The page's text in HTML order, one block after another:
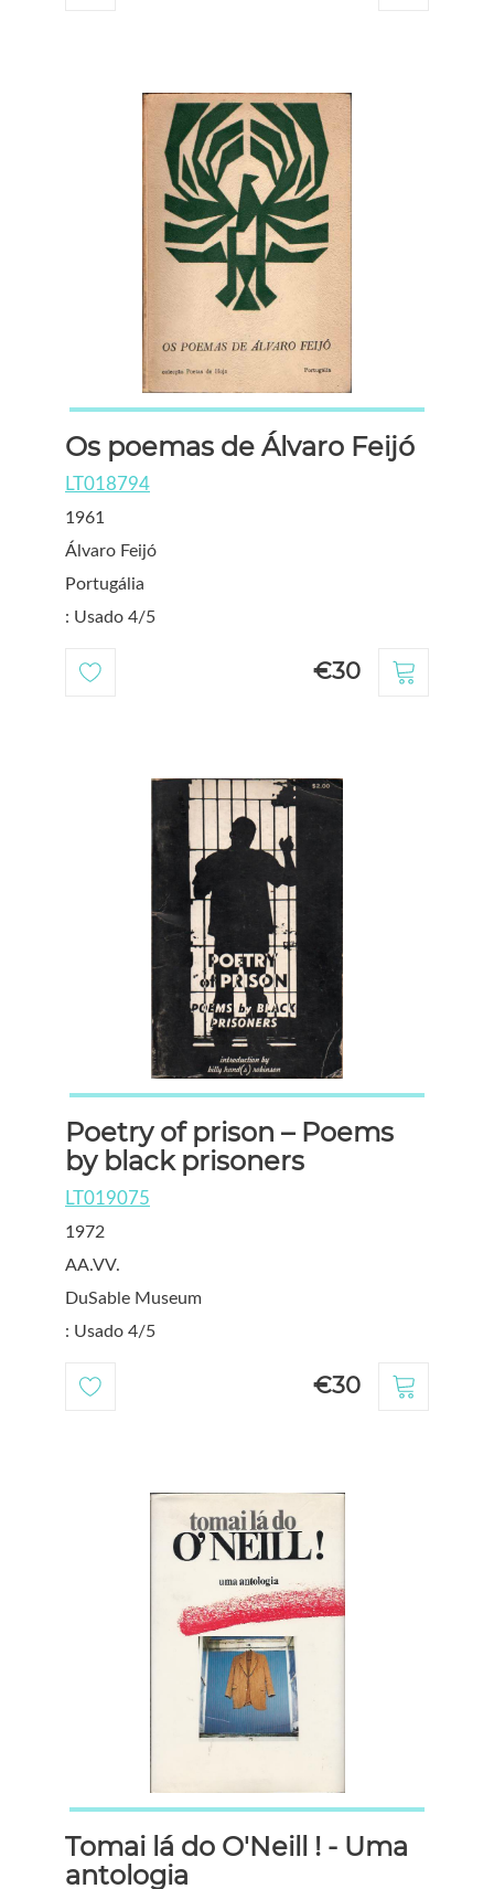
Os poemas de Álvaro Feijó
LT018794
1961
Álvaro Feijó
Portugália
: Usado 4/5
€30
Poetry of prison – Poems
by black prisoners
LT019075
1972
AA.VV.
DuSable Museum
: Usado 4/5
€30
Tomai lá do O'Neill ! - Uma
antologia